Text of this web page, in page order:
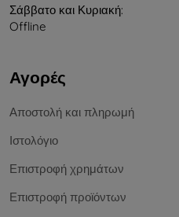
Σάββατο και Κυριακή:
Offline
Αγορές
Αποστολή και πληρωμή
Ιστολόγιο
Επιστροφή χρημάτων
Επιστροφή προϊόντων